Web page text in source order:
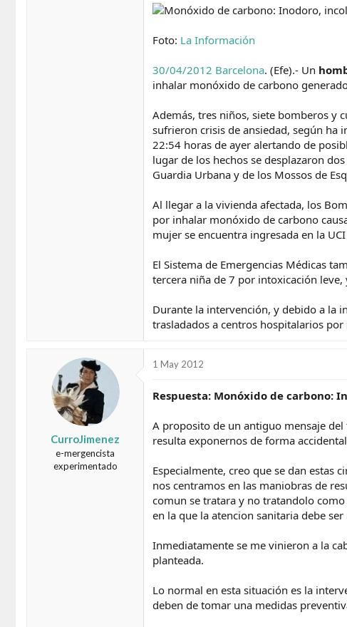
Foto: La Información
30/04/2012 Barcelona. (Efe).- Un
inhalar monóxido de carbono
Además, tres niños, siete bomberos y
sufrieron crisis de ansiedad, según ha
22:54 horas de ayer alertando de
lugar de los hechos se desplazaron
Guardia Urbana y de los Mossos de
Al llegar a la vivienda afectada, los
por inhalar monóxido de carbono
mujer se encuentra ingresada en la
El Sistema de Emergencias Médicas
tercera niña de 7 por intoxicación
Durante la intervención, y debido a la
trasladados a centros hospitalarios
CurroJimenez
e-mergencista
experimentado
1 May 2012
Respuesta: Monóxido de carbono:
A proposito de un antiguo mensaje
resulta exponernos de forma
Especialmente, creo que se dan estas
nos centramos en las maniobras de
comun se tratara y no tratandolo
en la que la atencion sanitaria debe
Inmediatamente se me vinieron a la
planteada.
Lo normal en esta situación es la
deben de tomar una medidas